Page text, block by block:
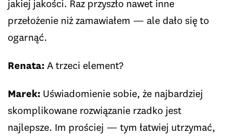
jakiej jakości. Raz przyszło nawet inne
przełożenie niż zamawiałem — ale dało się to
ogarnąć.
Renata: A trzeci element?
Marek: Uświadomienie sobie, że najbardziej
skomplikowane rozwiązanie rzadko jest
najlepsze. Im prościej — tym łatwiej utrzymać,